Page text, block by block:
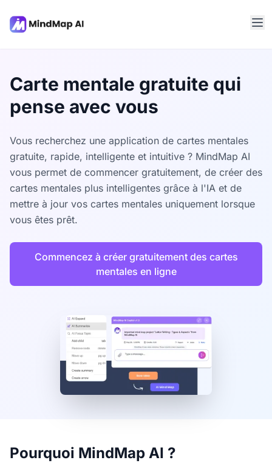
Carte mentale gratuite qui
pense avec vous
Vous recherchez une application de cartes mentales
gratuite, rapide, intelligente et intuitive ? MindMap AI
vous permet de commencer gratuitement, de créer des
cartes mentales plus intelligentes grâce à l'IA et de
mettre à jour vos cartes mentales uniquement lorsque
vous êtes prêt.
Commencez à créer gratuitement des cartes
mentales en ligne
Pourquoi MindMap AI ?